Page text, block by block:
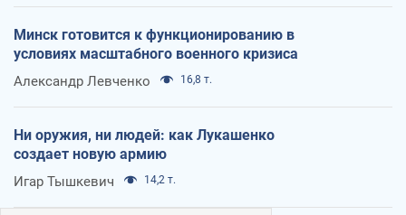
Минск готовится к функционированию в
условиях масштабного военного кризиса
Александр Левченко 16,8 т.
Ни оружия, ни людей: как Лукашенко
создает новую армию
Игар Тышкевич 14,2 т.